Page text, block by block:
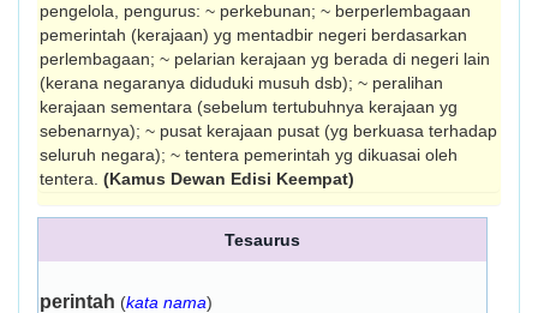
pengelola, pengurus: ~ perkebunan; ~ berperlembagaan
pemerintah (kerajaan) yg mentadbir negeri berdasarkan
perlemba­gaan; ~ pelarian kerajaan yg berada di negeri lain
(kerana negaranya diduduki musuh dsb); ~ peralihan
kerajaan sementara (sebelum tertubuhnya kerajaan yg
sebenarnya); ~ pusat kerajaan pusat (yg berkuasa terhadap
seluruh negara); ~ tentera pemerintah yg dikuasai oleh
tentera. (Kamus Dewan Edisi Keempat)
Tesaurus
perintah (kata nama)